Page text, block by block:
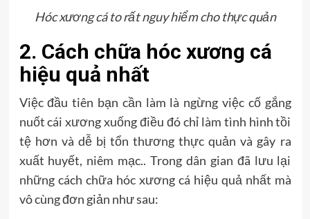
Hóc xương cá to rất nguy hiểm cho thực quản
2. Cách chữa hóc xương cá
hiệu quả nhất
Việc đầu tiên bạn cần làm là ngừng việc cố gắng
nuốt cái xương xuống điều đó chỉ làm tình hình tồi
tệ hơn và dễ bị tổn thương thực quản và gây ra
xuất huyết, niêm mạc.. Trong dân gian đã lưu lại
những cách chữa hóc xương cá hiệu quả nhất mà
vô cùng đơn giản như sau: